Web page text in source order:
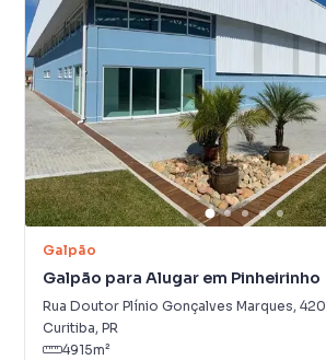
Galpão
Galpão para Alugar em Pinheirinho
Rua Doutor Plínio Gonçalves Marques, 420
Curitiba, PR
4915m²